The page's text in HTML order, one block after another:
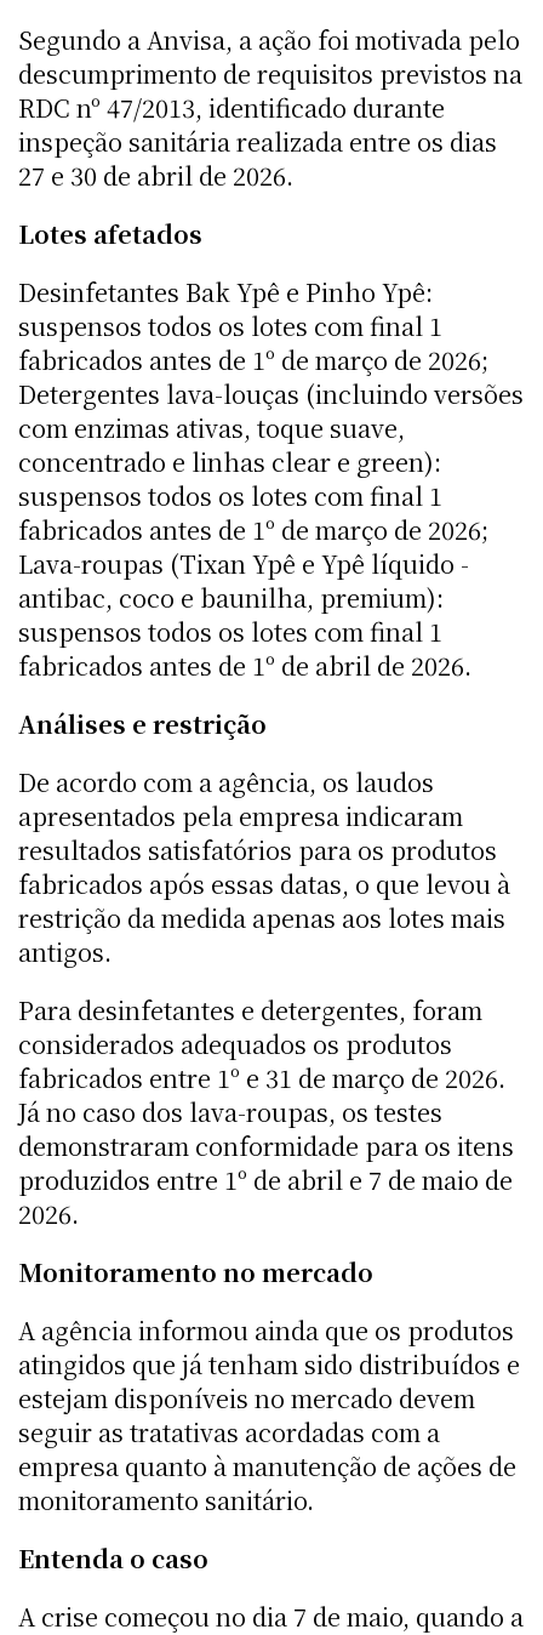
Segundo a Anvisa, a ação foi motivada pelo
descumprimento de requisitos previstos na
RDC nº 47/2013, identificado durante
inspeção sanitária realizada entre os dias
27 e 30 de abril de 2026.
Lotes afetados
Desinfetantes Bak Ypê e Pinho Ypê:
suspensos todos os lotes com final 1
fabricados antes de 1º de março de 2026;
Detergentes lava-louças (incluindo versões
com enzimas ativas, toque suave,
concentrado e linhas clear e green):
suspensos todos os lotes com final 1
fabricados antes de 1º de março de 2026;
Lava-roupas (Tixan Ypê e Ypê líquido -
antibac, coco e baunilha, premium):
suspensos todos os lotes com final 1
fabricados antes de 1º de abril de 2026.
Análises e restrição
De acordo com a agência, os laudos
apresentados pela empresa indicaram
resultados satisfatórios para os produtos
fabricados após essas datas, o que levou à
restrição da medida apenas aos lotes mais
antigos.
Para desinfetantes e detergentes, foram
considerados adequados os produtos
fabricados entre 1º e 31 de março de 2026.
Já no caso dos lava-roupas, os testes
demonstraram conformidade para os itens
produzidos entre 1º de abril e 7 de maio de
2026.
Monitoramento no mercado
A agência informou ainda que os produtos
atingidos que já tenham sido distribuídos e
estejam disponíveis no mercado devem
seguir as tratativas acordadas com a
empresa quanto à manutenção de ações de
monitoramento sanitário.
Entenda o caso
A crise começou no dia 7 de maio, quando a